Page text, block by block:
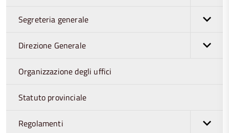
Segreteria generale
Direzione Generale
Organizzazione degli uffici
Statuto provinciale
Regolamenti